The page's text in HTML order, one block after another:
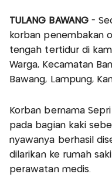
TULANG BAWANG -
korban penembakan
tengah tertidur di
Warga, Kecamatan
Bawang, Lampung,
Korban bernama
pada bagian kaki
nyawanya berhasil
dilarikan ke rumah
perawatan medis.